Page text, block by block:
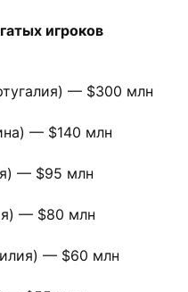
игроков
— $300 млн
— $140 млн
— $95 млн
— $80 млн
— $60 млн